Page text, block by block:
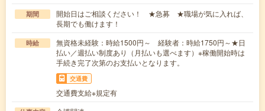
期間
開始日はご相談ください！ ★急募 ★職場が気に入れば、
長期でも働けます！
時給
無資格未経験：時給1500円～ 経験者：時給1750円～★日
払い／週払い制度あり（月払いも選べます）※稼働開始時は
手続き完了次第のお支払いとなります。
交通費
交通費支給※規定有